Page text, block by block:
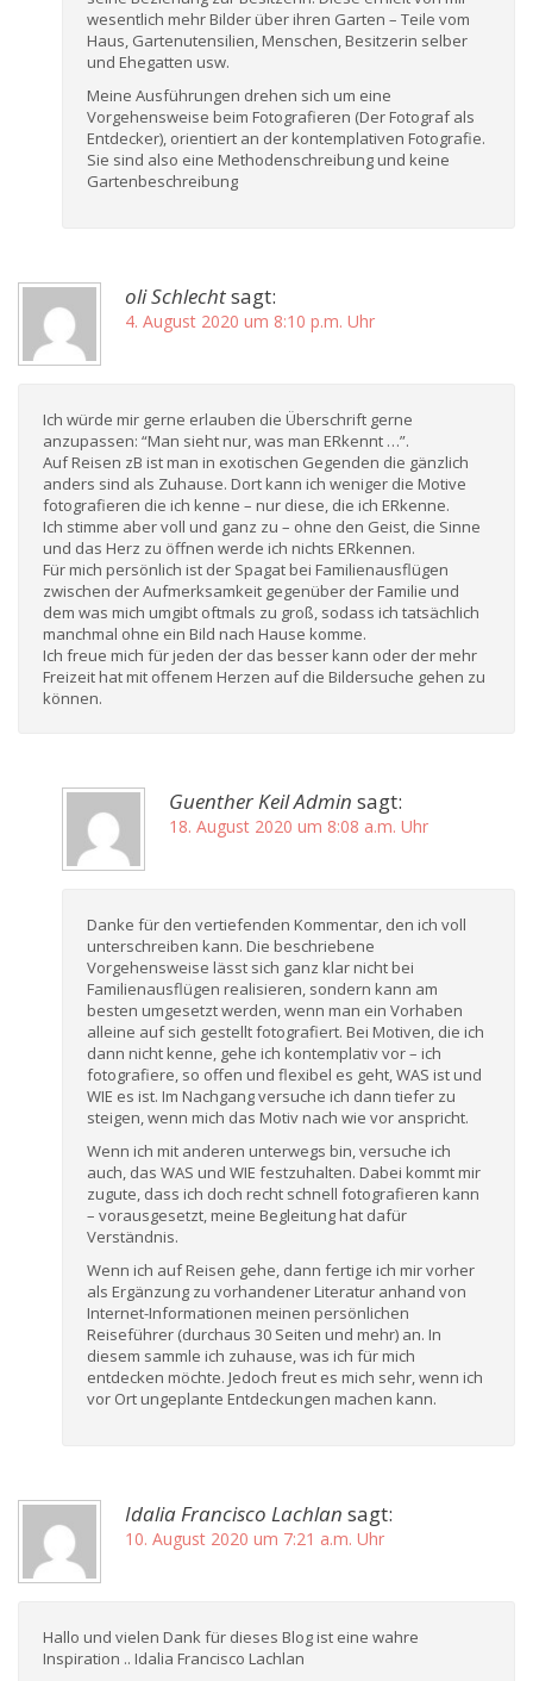
wesentlich mehr Bilder über ihren Garten – Teile vom
Haus, Gartenutensilien, Menschen, Besitzerin selber
und Ehegatten usw.
Meine Ausführungen drehen sich um eine
Vorgehensweise beim Fotografieren (Der Fotograf als
Entdecker), orientiert an der kontemplativen Fotografie.
Sie sind also eine Methodenschreibung und keine
Gartenbeschreibung
oli Schlechtsagt:
4. August 2020 um 8:10 p.m. Uhr
Ich würde mir gerne erlauben die Überschrift gerne
anzupassen: “Man sieht nur, was man ERkennt …”.
Auf Reisen zB ist man in exotischen Gegenden die gänzlich
anders sind als Zuhause. Dort kann ich weniger die Motive
fotografieren die ich kenne – nur diese, die ich ERkenne.
Ich stimme aber voll und ganz zu – ohne den Geist, die Sinne
und das Herz zu öffnen werde ich nichts ERkennen.
Für mich persönlich ist der Spagat bei Familienausflügen
zwischen der Aufmerksamkeit gegenüber der Familie und
dem was mich umgibt oftmals zu groß, sodass ich tatsächlich
manchmal ohne ein Bild nach Hause komme.
Ich freue mich für jeden der das besser kann oder der mehr
Freizeit hat mit offenem Herzen auf die Bildersuche gehen zu
können.
Guenther Keil Admin sagt:
18. August 2020 um 8:08 a.m. Uhr
Danke für den vertiefenden Kommentar, den ich voll
unterschreiben kann. Die beschriebene
Vorgehensweise lässt sich ganz klar nicht bei
Familienausflügen realisieren, sondern kann am
besten umgesetzt werden, wenn man ein Vorhaben
alleine auf sich gestellt fotografiert. Bei Motiven, die ich
dann nicht kenne, gehe ich kontemplativ vor – ich
fotografiere, so offen und flexibel es geht, WAS ist und
WIE es ist. Im Nachgang versuche ich dann tiefer zu
steigen, wenn mich das Motiv nach wie vor anspricht.
Wenn ich mit anderen unterwegs bin, versuche ich
auch, das WAS und WIE festzuhalten. Dabei kommt mir
zugute, dass ich doch recht schnell fotografieren kann
– vorausgesetzt, meine Begleitung hat dafür
Verständnis.
Wenn ich auf Reisen gehe, dann fertige ich mir vorher
als Ergänzung zu vorhandener Literatur anhand von
Internet-Informationen meinen persönlichen
Reiseführer (durchaus 30 Seiten und mehr) an. In
diesem sammle ich zuhause, was ich für mich
entdecken möchte. Jedoch freut es mich sehr, wenn ich
vor Ort ungeplante Entdeckungen machen kann.
Idalia Francisco Lachlan sagt:
10. August 2020 um 7:21 a.m. Uhr
Hallo und vielen Dank für dieses Blog ist eine wahre
Inspiration .. Idalia Francisco Lachlan